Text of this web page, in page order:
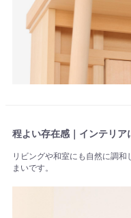
程よい存在感｜インテリア
リビングや和室にも自然に調
まいです。